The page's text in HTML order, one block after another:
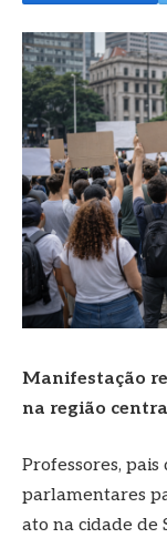
Manifestação
na região
Professores, pais
parlamentares
ato na cidade de